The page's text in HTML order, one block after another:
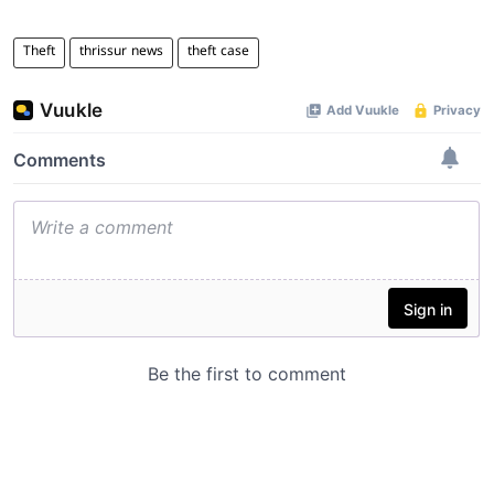
Theft thrissur news theft case